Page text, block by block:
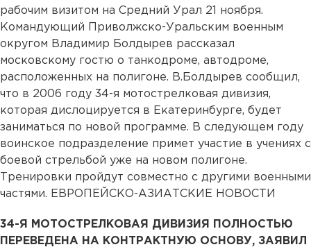
рабочим визитом на Средний Урал 21 ноября.
Командующий Приволжско-Уральским военным
округом Владимир Болдырев рассказал
московскому гостю о танкодроме, автодроме,
расположенных на полигоне. В.Болдырев сообщил,
что в 2006 году 34-я мотострелковая дивизия,
которая дислоцируется в Екатеринбурге, будет
заниматься по новой программе. В следующем году
воинское подразделение примет участие в учениях с
боевой стрельбой уже на новом полигоне.
Тренировки пройдут совместно с другими военными
частями. ЕВРОПЕЙСКО-АЗИАТСКИЕ НОВОСТИ
34-Я МОТОСТРЕЛКОВАЯ ДИВИЗИЯ ПОЛНОСТЬЮ
ПЕРЕВЕДЕНА НА КОНТРАКТНУЮ ОСНОВУ, ЗАЯВИЛ